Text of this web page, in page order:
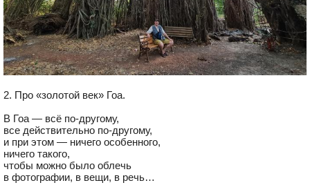
2. Про «золотой век» Гоа.
В Гоа — всё по-другому,
все действительно по-другому,
и при этом — ничего особенного,
ничего такого,
чтобы можно было облечь
в фотографии, в вещи, в речь…